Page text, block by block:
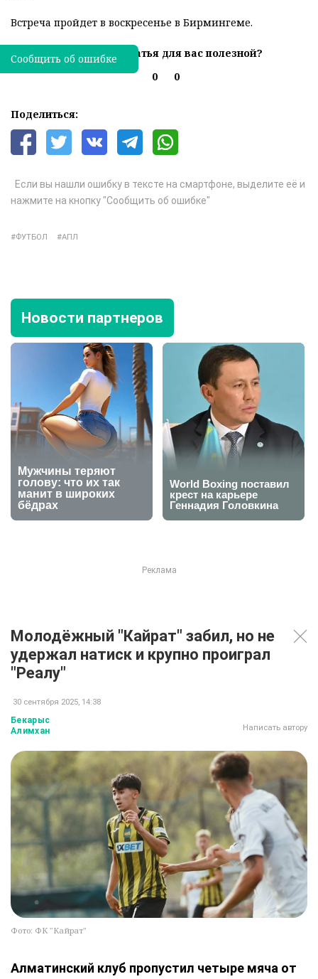
Встреча пройдет в воскресенье в Бирмингеме.
Была ли эта статья для вас полезной?
0
0
Поделиться:
Если вы нашли ошибку в тексте на смартфоне, выделите её и
нажмите на кнопку "Сообщить об ошибке"
ФУТБОЛ АПЛ
Сообщить об ошибке
Новости партнеров
Молодёжный "Кайрат" забил, но не
удержал натиск и крупно проиграл
"Реалу"
30 сентября 2025, 14:38
Бекарыс
Алимхан
Написать автору
Фото: ФК "Кайрат"
Алматинский клуб пропустил четыре мяча от